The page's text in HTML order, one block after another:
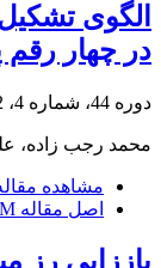
الگوی
در چهار ‌رقم
دوره 44، شماره 4، 1392، صفحه
محمد رجب زاده،
مشاهده
اصل مقاله